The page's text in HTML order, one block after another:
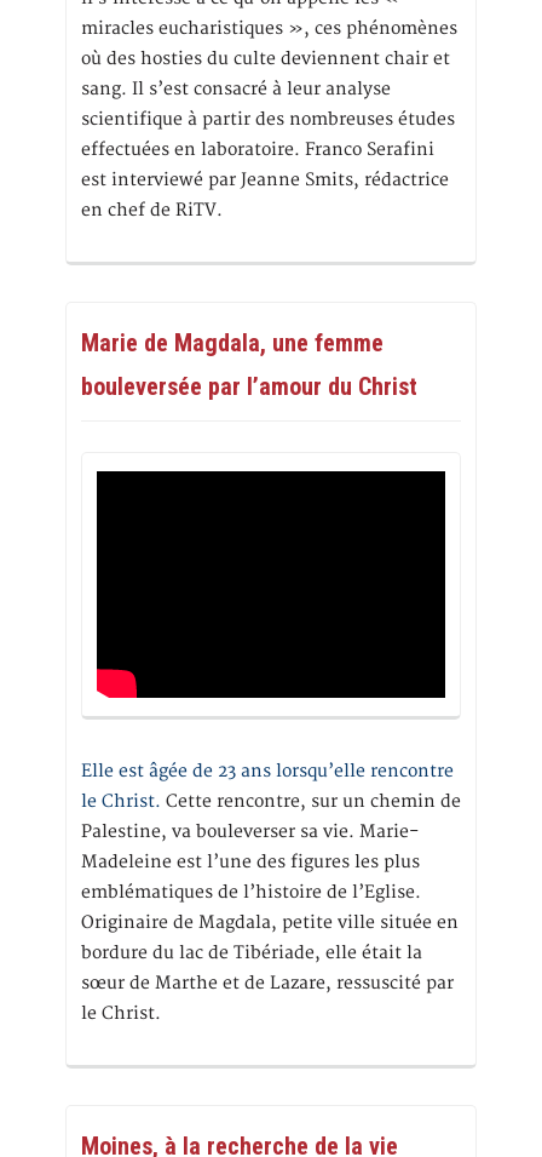
miracles eucharistiques », ces phénomènes
où des hosties du culte deviennent chair et
sang. Il s’est consacré à leur analyse
scientifique à partir des nombreuses études
effectuées en laboratoire. Franco Serafini
est interviewé par Jeanne Smits, rédactrice
en chef de RiTV.
Marie de Magdala, une femme
bouleversée par l’amour du Christ
Elle est âgée de 23 ans lorsqu’elle rencontre
le Christ. Cette rencontre, sur un chemin de
Palestine, va bouleverser sa vie. Marie-
Madeleine est l’une des figures les plus
emblématiques de l’histoire de l’Eglise.
Originaire de Magdala, petite ville située en
bordure du lac de Tibériade, elle était la
sœur de Marthe et de Lazare, ressuscité par
le Christ.
Moines, à la recherche de la vie